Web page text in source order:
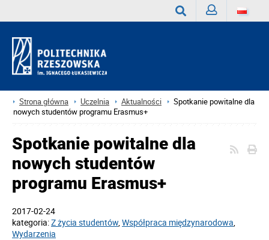
Strona główna Uczelnia Aktualności
Spotkanie powitalne dla
nowych studentów programu Erasmus+
Spotkanie powitalne dla
nowych studentów
programu Erasmus+
2017-02-24
kategoria:Z życia studentów,Współpraca międzynarodowa,
Wydarzenia